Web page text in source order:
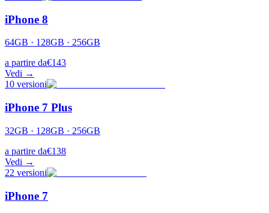
iPhone 8
64GB · 128GB · 256GB
a partire da€143
Vedi →
10 versioni
iPhone 7 Plus
32GB · 128GB · 256GB
a partire da€138
Vedi →
22 versioni
iPhone 7